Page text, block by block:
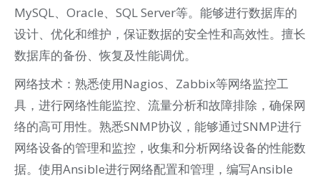
MySQL、Oracle、SQL Server等。能够进行数据库的
设计、优化和维护，保证数据的安全性和高效性。擅长
数据库的备份、恢复及性能调优。
网络技术：熟悉使用Nagios、Zabbix等网络监控工
具，进行网络性能监控、流量分析和故障排除，确保网
络的高可用性。熟悉SNMP协议，能够通过SNMP进行
网络设备的管理和监控，收集和分析网络设备的性能数
据。使用Ansible进行网络配置和管理，编写Ansible